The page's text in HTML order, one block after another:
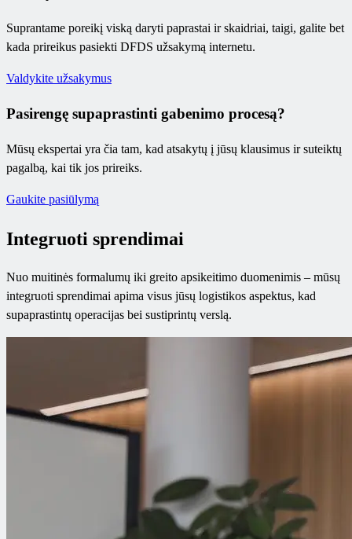
Suprantame poreikį viską daryti paprastai ir skaidriai, taigi, galite bet
kada prireikus pasiekti DFDS užsakymą internetu.
Valdykite užsakymus
Pasirengę supaprastinti gabenimo procesą?
Mūsų ekspertai yra čia tam, kad atsakytų į jūsų klausimus ir suteiktų
pagalbą, kai tik jos prireiks.
Gaukite pasiūlymą
Integruoti sprendimai
Nuo muitinės formalumų iki greito apsikeitimo duomenimis – mūsų
integruoti sprendimai apima visus jūsų logistikos aspektus, kad
supaprastintų operacijas bei sustiprintų verslą.